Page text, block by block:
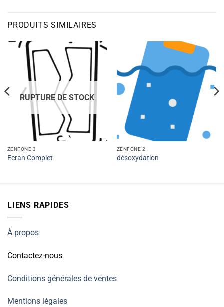
PRODUITS SIMILAIRES
RUPTURE DE STOCK
ZENFONE 3
Ecran Complet
ZENFONE 2
désoxydation
LIENS RAPIDES
À propos
Contactez-nous
Conditions générales de ventes
Mentions légales